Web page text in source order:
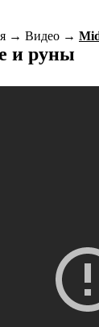
→ Видео →
и руны